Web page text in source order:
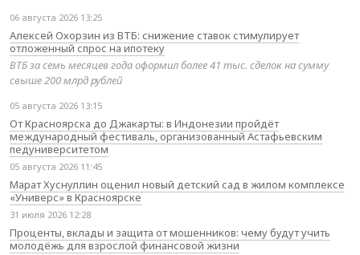
06 августа 2026 13:25
Алексей Охорзин из ВТБ: снижение ставок стимулирует
отложенный спрос на ипотеку
ВТБ за семь месяцев года оформил более 41 тыс. сделок на сумму
свыше 200 млрд рублей
05 августа 2026 13:15
От Красноярска до Джакарты: в Индонезии пройдёт
международный фестиваль, организованный Астафьевским
педуниверситетом
05 августа 2026 11:45
Марат Хуснуллин оценил новый детский сад в жилом комплексе
«Универс» в Красноярске
31 июля 2026 12:28
Проценты, вклады и защита от мошенников: чему будут учить
молодёжь для взрослой финансовой жизни